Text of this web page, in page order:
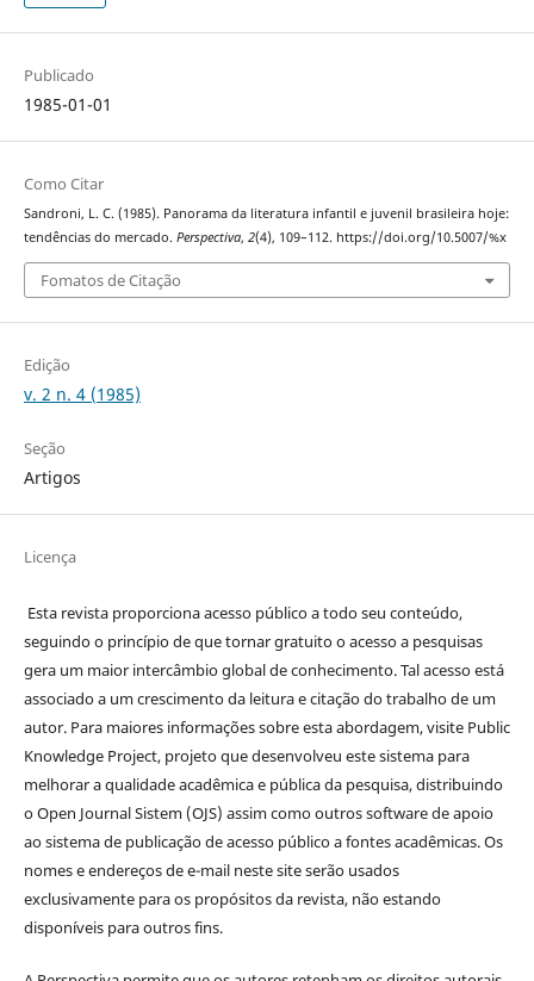
Publicado
1985-01-01
Como Citar
Sandroni, L. C. (1985). Panorama da literatura infantil e juvenil brasileira hoje:
tendências do mercado. Perspectiva, 2(4), 109–112. https://doi.org/10.5007/%x
Fomatos de Citação
Edição
v. 2 n. 4 (1985)
Seção
Artigos
Licença
Esta revista proporciona acesso público a todo seu conteúdo,
seguindo o princípio de que tornar gratuito o acesso a pesquisas
gera um maior intercâmbio global de conhecimento. Tal acesso está
associado a um crescimento da leitura e citação do trabalho de um
autor. Para maiores informações sobre esta abordagem, visite Public
Knowledge Project, projeto que desenvolveu este sistema para
melhorar a qualidade acadêmica e pública da pesquisa, distribuindo
o Open Journal Sistem (OJS) assim como outros software de apoio
ao sistema de publicação de acesso público a fontes acadêmicas. Os
nomes e endereços de e-mail neste site serão usados
exclusivamente para os propósitos da revista, não estando
disponíveis para outros fins.